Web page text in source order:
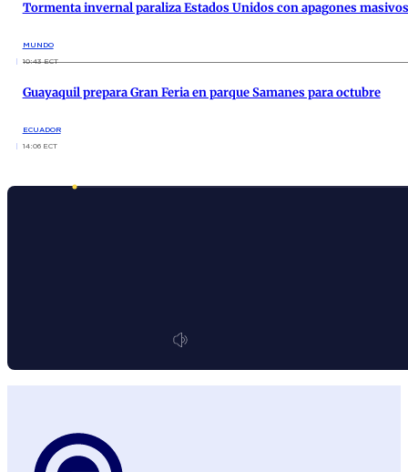
Tormenta invernal paraliza Estados Unidos con apagones
MUNDO
10:43 ECT
Guayaquil prepara Gran Feria en parque Samanes para octubre
ECUADOR
14:06 ECT